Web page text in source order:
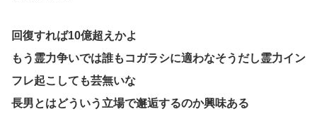
回復すれば10億超えかよ
もう霊力争いでは誰もコガラシに適わなそうだし霊力イン
フレ起こしても芸無いな
長男とはどういう立場で邂逅するのか興味ある